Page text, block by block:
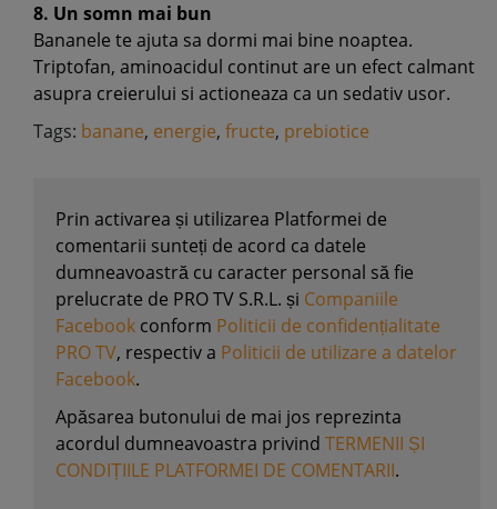
8. Un somn mai bun
Bananele te ajuta sa dormi mai bine noaptea.
Triptofan, aminoacidul continut are un efect calmant
asupra creierului si actioneaza ca un sedativ usor.
Tags: banane, energie, fructe, prebiotice
Prin activarea și utilizarea Platformei de
comentarii sunteți de acord ca datele
dumneavoastră cu caracter personal să fie
prelucrate de PRO TV S.R.L. și Companiile
Facebook conform Politicii de confidențialitate
PRO TV, respectiv a Politicii de utilizare a datelor
Facebook.
Apăsarea butonului de mai jos reprezinta
acordul dumneavoastra privind TERMENII ȘI
CONDIȚIILE PLATFORMEI DE COMENTARII.